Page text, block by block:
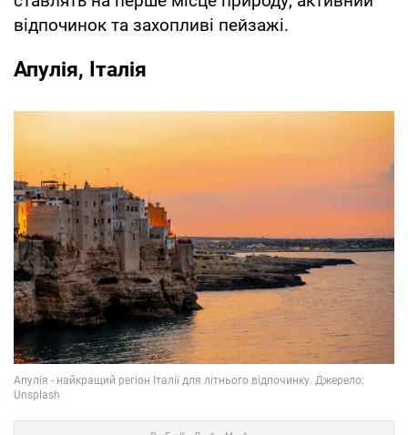
відпочинок та захопливі пейзажі.
Апулія, Італія